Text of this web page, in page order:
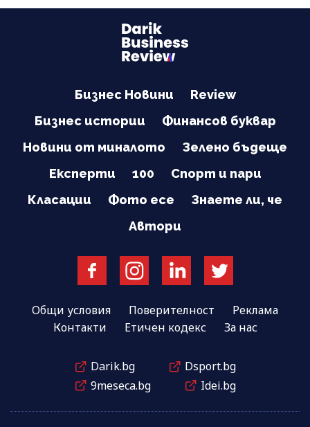
Бизнес Новини
Review
Бизнес истории
Финансов буквар
Новини от миналото
Зелено бъдеще
Експерти
100
Спорт и пари
Класации
Фото есе
Знаете ли, че
Автори
Общи условия Поверителност
Реклама
Контакти
Етичен кодекс За нас
Darik.bg
Dsport.bg
9meseca.bg
Idei.bg